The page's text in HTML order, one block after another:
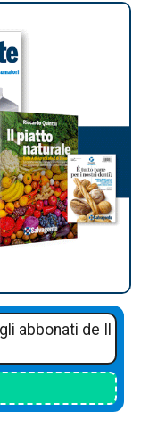
abbonati de Il